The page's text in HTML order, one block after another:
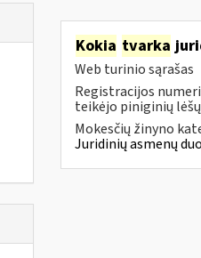
Kokia tvarka
Web turinio sąrašas
Registracijos
teikėjo piniginių
Mokesčių žinyno
Juridinių asmenų